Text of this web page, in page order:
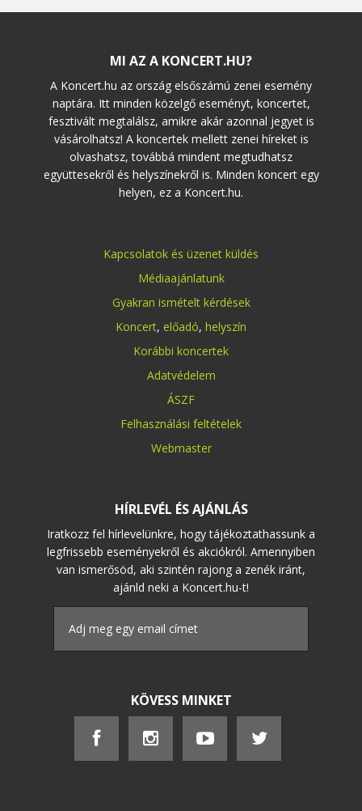
MI AZ A KONCERT.HU?
A Koncert.hu az ország elsőszámú zenei esemény
naptára. Itt minden közelgő eseményt, koncertet,
fesztivált megtalálsz, amikre akár azonnal jegyet is
vásárolhatsz! A koncertek mellett zenei híreket is
olvashatsz, továbbá mindent megtudhatsz
együttesekről és helyszínekről is. Minden koncert egy
helyen, ez a Koncert.hu.
Kapcsolatok és üzenet küldés
Médiaajánlatunk
Gyakran ismételt kérdések
Koncert, előadó, helyszín
Korábbi koncertek
Adatvédelem
ÁSZF
Felhasználási feltételek
Webmaster
HÍRLEVÉL ÉS AJÁNLÁS
Iratkozz fel hírlevelünkre, hogy tájékoztathassunk a
legfrissebb eseményekről és akciókról. Amennyiben
van ismerősöd, aki szintén rajong a zenék iránt,
ajánld neki a Koncert.hu-t!
KÖVESS MINKET